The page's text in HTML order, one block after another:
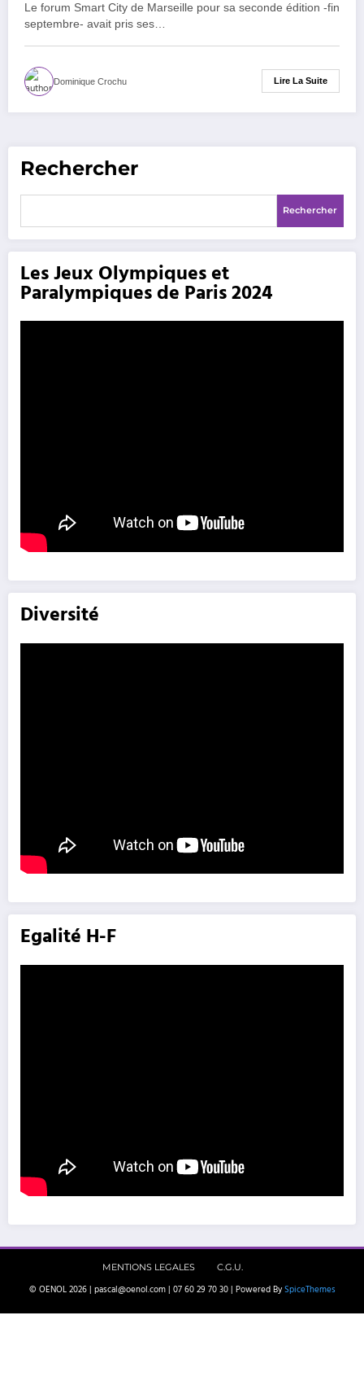
Le forum Smart City de Marseille pour sa seconde édition -fin
septembre- avait pris ses…
Dominique Crochu Lire La Suite
Rechercher
Rechercher
Les Jeux Olympiques et
Paralympiques de Paris 2024
Diversité
Egalité H-F
MENTIONS LEGALES C.G.U.
© OENOL 2026 | pascal@oenol.com | 07 60 29 70 30 | Powered By SpiceThemes